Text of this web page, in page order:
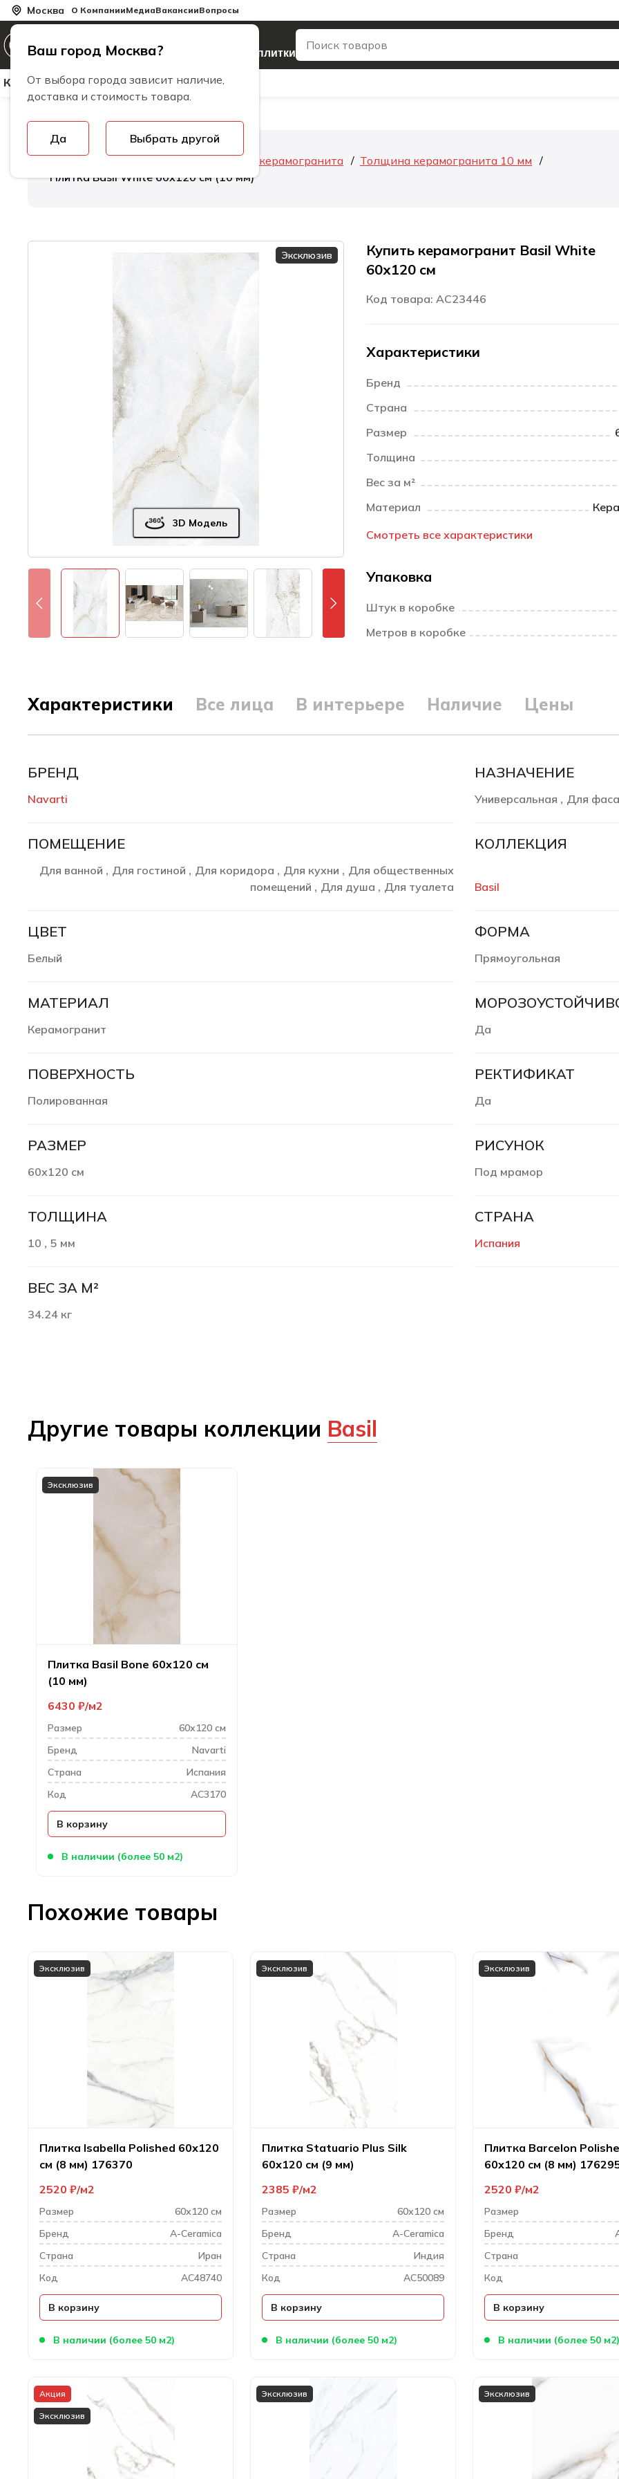
Москва
Ваш город Москва?
От выбора города зависит наличие,
доставка и стоимость товара.
Да Выбрать другой
О КомпанииМедиаВакансииВопросы
керамогранита и плитки
Керамическая ПлиткаКерамогранитБренды
Толщина керамогранита
Толщина керамогранита 10 мм
Плитка Basil White 60х120 см (10 мм)
3D Модель
Эксклюзив
Купить керамогранит Basil White
60х120 см
Код товара: AC23446
Характеристики
Бренд
Страна
Размер
Толщина
Вес за м²
Материал
Смотреть все характеристики
Упаковка
Штук в коробке
Метров в коробке
Характеристики Все лица В интерьере Наличие Цены
БРЕНД
Navarti
НАЗНАЧЕНИЕ
Универсальная , Для
ПОМЕЩЕНИЕ
Для ванной , Для гостиной , Для коридора , Для кухни , Для общественных
помещений , Для душа , Для туалета
КОЛЛЕКЦИЯ
Basil
ЦВЕТ
Белый
ФОРМА
Прямоугольная
МАТЕРИАЛ
Керамогранит Да
ПОВЕРХНОСТЬ
Полированная
РЕКТИФИКАТ
Да
РАЗМЕР
60х120 см
РИСУНОК
Под мрамор
ТОЛЩИНА
10 , 5 мм
СТРАНА
Испания
ВЕС ЗА М²
34.24 кг
Другие товары коллекции Basil
Эксклюзив
Плитка Basil Bone 60х120 см
(10 мм)
В наличии (более 50 м2)
6430 ₽ м2
Размер
60х120 см
Бренд
Navarti
Cтрана
Испания
Код
AC3170
В корзину
Похожие товары
Эксклюзив
Плитка Isabella Polished 60х120
см (8 мм) 176370
В наличии (более 50 м2)
2520 ₽ м2
Размер
60х120 см
Бренд
A-Ceramica
Cтрана
Иран
Код
AC48740
В корзину
Эксклюзив
Плитка Statuario Plus Silk
60х120 см (9 мм)
В наличии (более 50 м2)
2385 ₽ м2
Размер
60х120 см
Бренд
A-Ceramica
Cтрана
Индия
Код
AC50089
В корзину
Эксклюзив
Плитка Barcelon
60х120 см (8 мм)
В наличии (более 50 м2)
2520 ₽ м2
Размер
Бренд
Cтрана
Код
В корзину
Акция
Эксклюзив
Эксклюзив Эксклюзив